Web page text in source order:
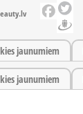
jaunumiem
jaunumiem